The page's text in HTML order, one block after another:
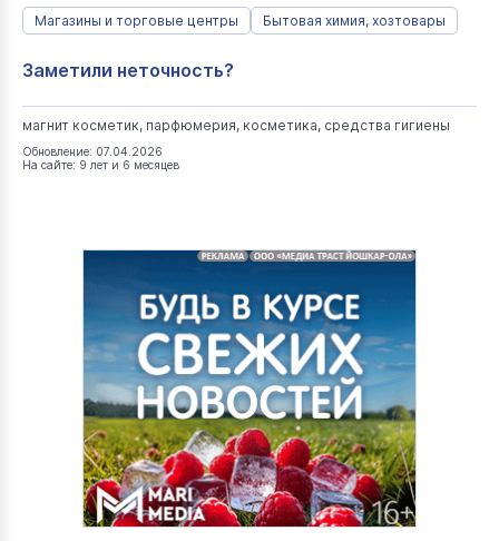
Магазины и торговые центры Бытовая химия, хозтовары
Заметили неточность?
магнит косметик, парфюмерия, косметика, средства гигиены
Обновление: 07.04.2026
На сайте: 9 лет и 6 месяцев